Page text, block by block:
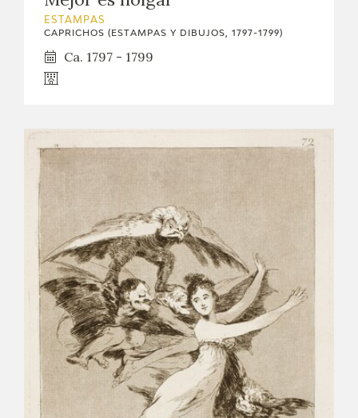
ESTAMPAS
CAPRICHOS (ESTAMPAS Y DIBUJOS, 1797-1799)
Ca. 1797 - 1799